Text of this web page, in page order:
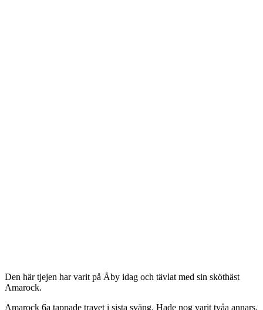
Den här tjejen har varit på Åby idag och tävlat med sin sköthäst
Amarock.
Amarock 6a tappade travet i sista sväng. Hade nog varit tvåa annars.